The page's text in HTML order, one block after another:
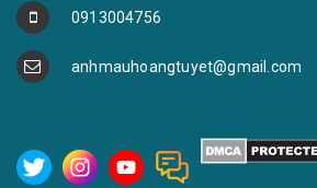
0913004756
anhmauhoangtuyet@gmail.com